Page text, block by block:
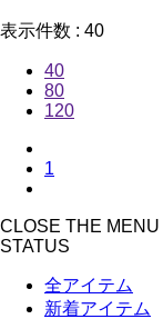
表示件数 : 40
40
80
120
1
CLOSE THE MENU
STATUS
全アイテム
新着アイテム